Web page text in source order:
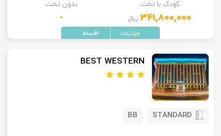
کودک با تخت
341,800,000 ریال
بدون تخت
-
BEST WESTERN
STANDARD
BB